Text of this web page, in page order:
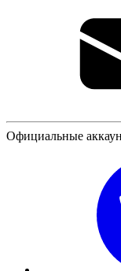
Официальные